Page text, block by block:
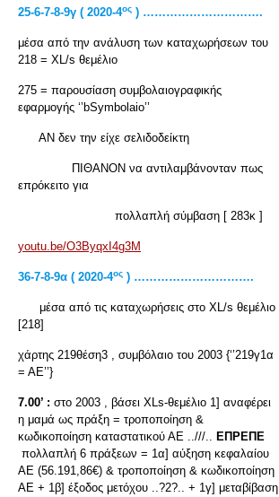
25-6-7-8-9γ ( 2020-4ος ) ………………………….
μέσα από την ανάλυση των καταχωρήσεων του
218 = XL/s θεμέλιο
275 = παρουσίαση συμβολαιογραφικής
εφαρμογής ‘’bSymbolaio’’
ΑΝ δεν την είχε σελιδοδείκτη
ΠΙΘΑΝΟΝ να αντιλαμβάνονταν πως
επρόκειτο για
πολλαπλή σύμβαση [ 283κ ]
youtu.be/O3ByqxI4g3M
36-7-8-9α ( 2020-4ος ) ………………………….
μέσα από τις καταχωρήσεις στο XL/s θεμέλιο
[218]
χάρτης 219θέση3 , συμβόλαιο του 2003 {‘’219γ1α
= ΑΕ’’}
7.00’ : στο 2003 , βάσει XLs-θεμέλιο 1] αναφέρει
η μαμά ως πράξη = τροποποίηση &
κωδικοποίηση καταστατικού ΑΕ ..///.. ΕΠΡΕΠΕ
πολλαπλή 6 πράξεων = 1α] αύξηση κεφαλαίου
ΑΕ (56.191,86€) & τροποποίηση & κωδικοποίηση
ΑΕ + 1β] έξοδος μετόχου ..?2?.. + 1γ] μεταβίβαση